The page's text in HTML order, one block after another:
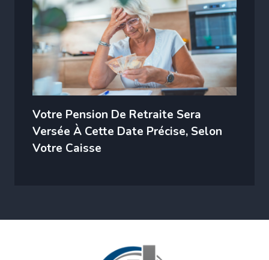
Votre Pension De Retraite Sera
Versée À Cette Date Précise, Selon
Votre Caisse